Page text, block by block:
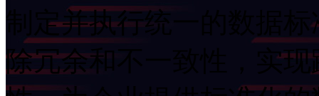
制定并执行统一的数据标
除冗余和不一致性，